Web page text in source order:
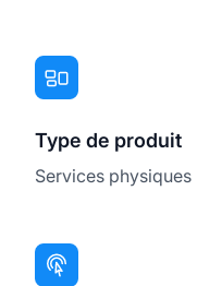
Type de produit
Services physiques